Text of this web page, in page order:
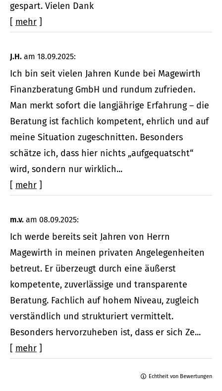
gespart. Vielen Dank
[ mehr ]
J.H. am 18.09.2025:
Ich bin seit vielen Jahren Kunde bei Magewirth
Finanzberatung GmbH und rundum zufrieden.
Man merkt sofort die langjährige Erfahrung – die
Beratung ist fachlich kompetent, ehrlich und auf
meine Situation zugeschnitten. Besonders
schätze ich, dass hier nichts „aufgequatscht“
wird, sondern nur wirklich...
[ mehr ]
m.v. am 08.09.2025:
Ich werde bereits seit Jahren von Herrn
Magewirth in meinen privaten Angelegenheiten
betreut. Er überzeugt durch eine äußerst
kompetente, zuverlässige und transparente
Beratung. Fachlich auf hohem Niveau, zugleich
verständlich und strukturiert vermittelt.
Besonders hervorzuheben ist, dass er sich Ze...
[ mehr ]
Echtheit von Bewertungen